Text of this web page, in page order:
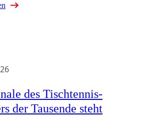
des Tischtennis-
der Tausende steht